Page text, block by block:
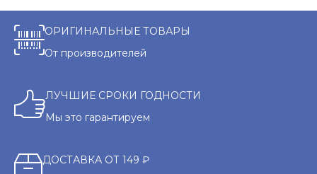
ОРИГИНАЛЬНЫЕ ТОВАРЫ
От производителей
ЛУЧШИЕ СРОКИ ГОДНОСТИ
Мы это гарантируем
ДОСТАВКА ОТ 149 ₽